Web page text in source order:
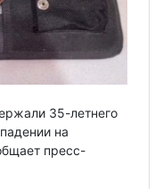
35-летнего
на
пресс-